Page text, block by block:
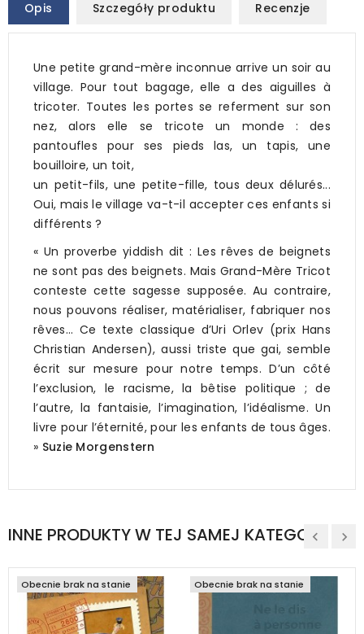
Opis Szczegóły produktu Recenzje
Une petite grand-mère inconnue arrive un soir au
village. Pour tout bagage, elle a des aiguilles à
tricoter. Toutes les portes se referment sur son
nez, alors elle se tricote un monde : des
pantoufles pour ses pieds las, un tapis, une
bouilloire, un toit,
un petit-fils, une petite-fille, tous deux délurés...
Oui, mais le village va-t-il accepter ces enfants si
différents ?
« Un proverbe yiddish dit : Les rêves de beignets
ne sont pas des beignets. Mais Grand-Mère Tricot
conteste cette sagesse supposée. Au contraire,
nous pouvons réaliser, matérialiser, fabriquer nos
rêves... Ce texte classique d’Uri Orlev (prix Hans
Christian Andersen), aussi triste que gai, semble
écrit sur mesure pour notre temps. D’un côté
l’exclusion, le racisme, la bêtise politique ; de
l’autre, la fantaisie, l’imagination, l’idéalisme. Un
livre pour l’éternité, pour les enfants de tous âges.
» Suzie Morgenstern
INNE PRODUKTY W TEJ SAMEJ KATEGORII
Obecnie brak na stanie Obecnie brak na stanie